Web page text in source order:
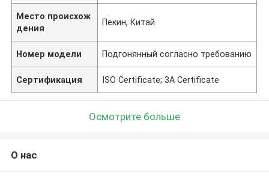
Место происхож
дения
Пекин, Китай
Номер модели Подгонянный согласно требованию
Сертификация ISO Certificate; 3A Certificate
Осмотрите больше
О нас